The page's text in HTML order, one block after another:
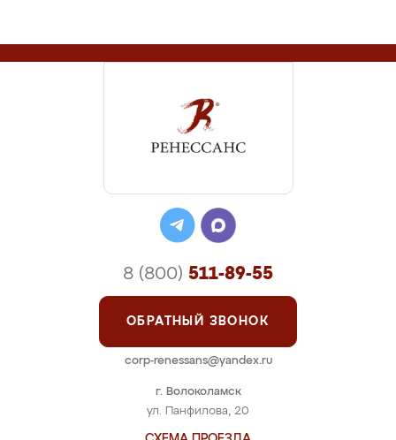
г. Волоколамск
ул. Панфилова, 20
8 (800) 511-89-55
ОБРАТНЫЙ ЗВОНОК
corp-renessans@yandex.ru